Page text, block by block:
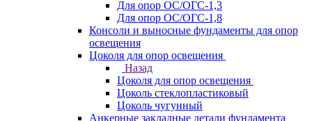
Для опор ОС/ОГС-1,3
Для опор ОС/ОГС-1,8
Консоли и выносные фундаменты для опор
освещения
Цоколя для опор освещения
Назад
Цоколя для опор освещения
Цоколь стеклопластиковый
Цоколь чугунный
Анкерные закладные детали фундамента